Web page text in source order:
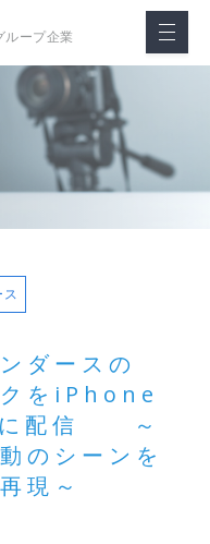
ループ企業
ス
ダースの
クをiPhone
配信 ～
のシーンを
現～